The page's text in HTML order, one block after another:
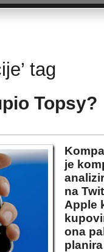
tag
Topsy?
je
na
Apple
ona